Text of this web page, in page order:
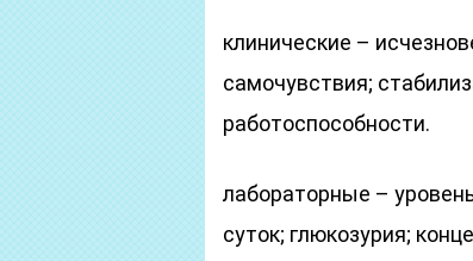
клинические –
самочувствия;
работоспособности.
лабораторные –
суток; глюкозурия;